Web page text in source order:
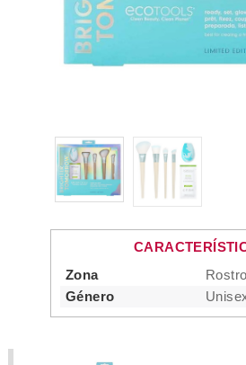
Zona
Género